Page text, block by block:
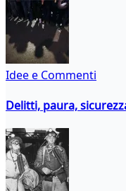
Idee e Commenti
Delitti, paura,